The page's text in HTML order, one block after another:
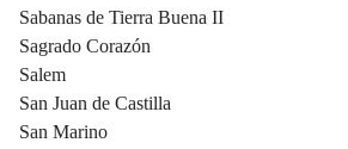
Sabanas de Tierra Buena II
Sagrado Corazón
Salem
San Juan de Castilla
San Marino